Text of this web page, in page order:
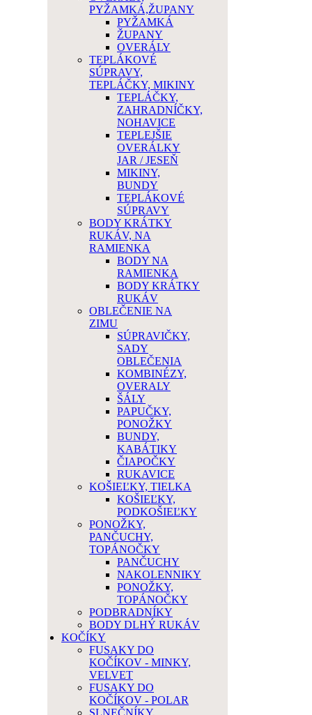
PYŽAMKÁ,ŽUPANY
PYŽAMKÁ
ŽUPANY
OVERÁLY
TEPLÁKOVÉ
SÚPRAVY,
TEPLÁČKY, MIKINY
TEPLÁČKY,
ZAHRADNÍČKY,
NOHAVICE
TEPLEJŠIE
OVERÁLKY
JAR / JESEŇ
MIKINY,
BUNDY
TEPLÁKOVÉ
SÚPRAVY
BODY KRÁTKY
RUKÁV, NA
RAMIENKA
BODY NA
RAMIENKA
BODY KRÁTKY
RUKÁV
OBLEČENIE NA
ZIMU
SÚPRAVIČKY,
SADY
OBLEČENIA
KOMBINÉZY,
OVERALY
ŠÁLY
PAPUČKY,
PONOŽKY
BUNDY,
KABÁTIKY
ČIAPOČKY
RUKAVICE
KOŠIEĽKY, TIELKA
KOŠIEĽKY,
PODKOŠIEĽKY
PONOŽKY,
PANČUCHY,
TOPÁNOČKY
PANČUCHY
NAKOLENNIKY
PONOŽKY,
TOPÁNOČKY
PODBRADNÍKY
BODY DLHÝ RUKÁV
KOČÍKY
FUSAKY DO
KOČÍKOV - MINKY,
VELVET
FUSAKY DO
KOČÍKOV - POLAR